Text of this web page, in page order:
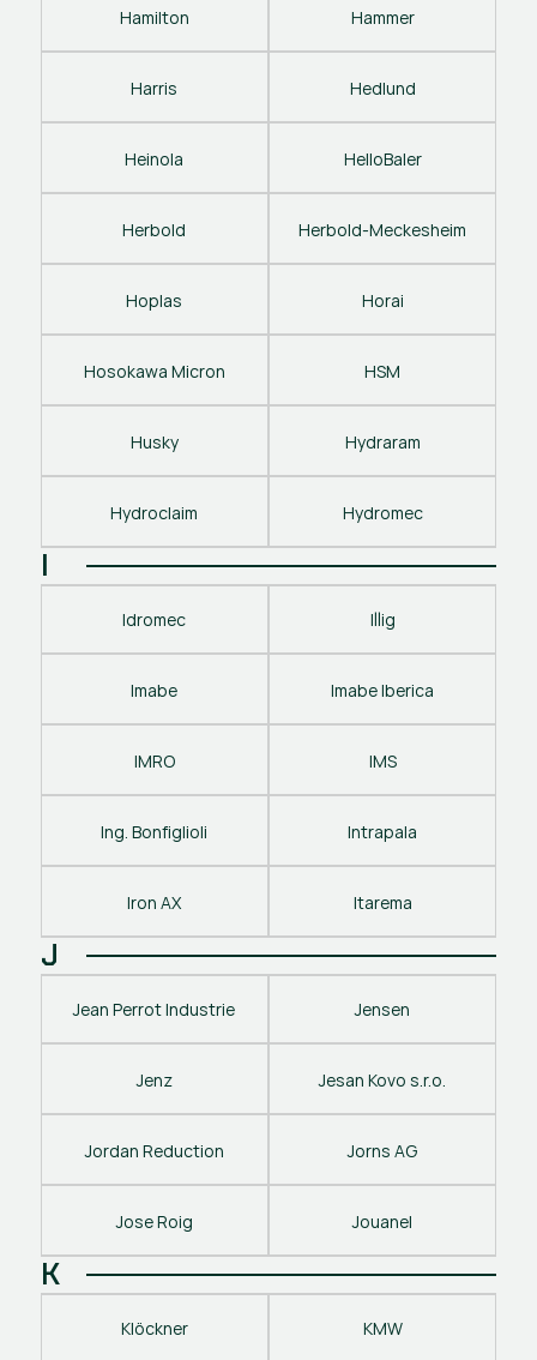
Hamilton Hammer
Harris Hedlund
Heinola HelloBaler
Herbold Herbold-Meckesheim
Hoplas Horai
Hosokawa Micron HSM
Husky Hydraram
Hydroclaim Hydromec
I
Idromec Illig
Imabe Imabe Iberica
IMRO IMS
Ing. Bonfiglioli Intrapala
Iron AX Itarema
J
Jean Perrot Industrie Jensen
Jenz Jesan Kovo s.r.o.
Jordan Reduction Jorns AG
Jose Roig Jouanel
K
Klöckner KMW